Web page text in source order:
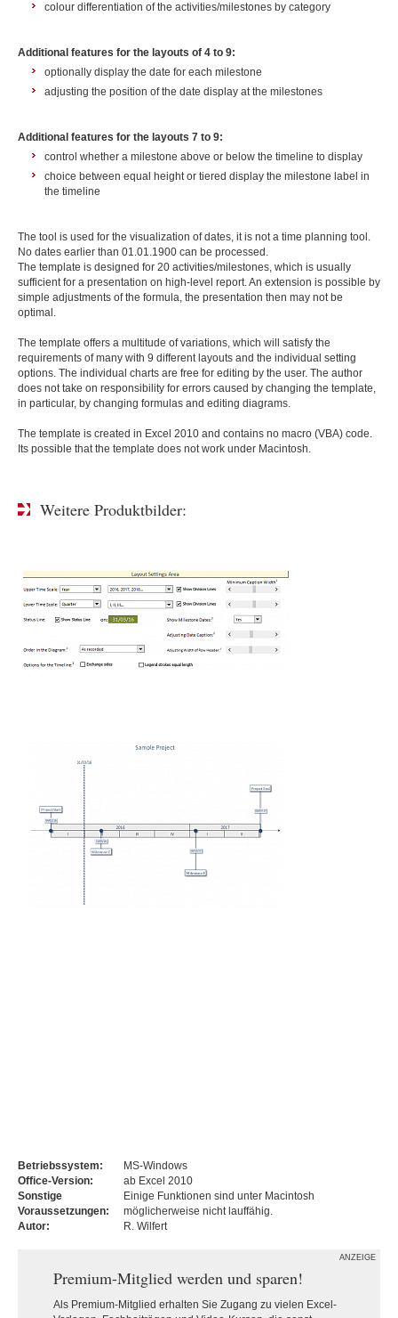
colour differentiation of the activities/milestones by category
Additional features for the layouts of 4 to 9:
optionally display the date for each milestone
adjusting the position of the date display at the milestones
Additional features for the layouts 7 to 9:
control whether a milestone above or below the timeline to display
choice between equal height or tiered display the milestone label in
the timeline
The tool is used for the visualization of dates, it is not a time planning tool.
No dates earlier than 01.01.1900 can be processed.
The template is designed for 20 activities/milestones, which is usually
sufficient for a presentation on high-level report. An extension is possible by
simple adjustments of the formula, the presentation then may not be
optimal.
The template offers a multitude of variations, which will satisfy the
requirements of many with 9 different layouts and the individual setting
options. The individual charts are free for editing by the user. The author
does not take on responsibility for errors caused by changing the template,
in particular, by changing formulas and editing diagrams.
The template is created in Excel 2010 and contains no macro (VBA) code.
Its possible that the template does not work under Macintosh.
Weitere Produktbilder:
Betriebssystem:
MS-Windows
Office-Version:
ab Excel 2010
Sonstige
Voraussetzungen:
Einige Funktionen sind unter Macintosh
möglicherweise nicht lauffähig.
Autor:
R. Wilfert
ANZEIGE
Premium-Mitglied werden und sparen!
Als Premium-Mitglied erhalten Sie Zugang zu vielen Excel-